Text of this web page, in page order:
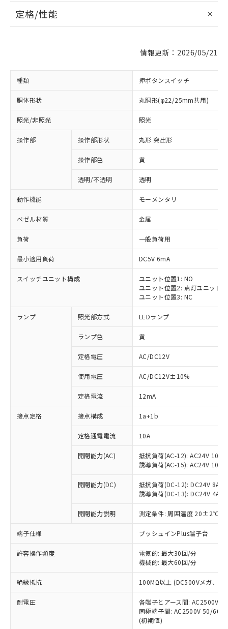
定格/性能
情報更新：2026/05/21
種類 押ボタンスイッチ
胴体形状 丸胴形(φ22/25mm共用)
照光/非照光 照光
操作部 操作部形状 丸形 突出形
操作部色 黄
透明/不透明 透明
動作機能 モーメンタリ
ベゼル材質 金属
負荷 一般負荷用
最小適用負荷 DC5V 6mA
スイッチユニット構成
ユニット位置1: NO
ユニット位置2: 点灯ユニット
ユニット位置3: NC
ランプ 照光部方式 LEDランプ
ランプ色 黄
定格電圧 AC/DC12V
使用電圧 AC/DC12V±10%
定格電流 12mA
接点定格 接点構成 1a+1b
定格通電電流 10A
開閉能力(AC)
抵抗負荷(AC-12): AC24V 10A/
誘導負荷(AC-15): AC24V
開閉能力(DC)
抵抗負荷(DC-12): DC24V 8A/
誘導負荷(DC-13): DC24V 4A/
開閉能力説明 測定条件: 周囲温度 20±2℃、
端子仕様 プッシュインPlus端子台
許容操作頻度
電気的: 最大30回/分
機械的: 最大60回/分
絶縁抵抗 100MΩ以上 (DC500Vメガ、点
耐電圧
各端子とアース間: AC2500V
同極端子間: AC2500V 50/
(初期値)
ご利用条件
ご利用ください。
本サービスは、当社制御機器事業取扱
商品の当社在庫状況および標準価格
(税抜)を提供させていただくもので
当社制御機器事業取扱商品の中には、
本サービスの対象外となる商品もある
ことをご了承ください。
在庫状況および標準価格照会結果は、
対応済み：EU RoHS指令（10物質）の
非含有に対応した製品が提供可能な商品で
対応予定：EU RoHS指令（10物質）の非含
有に対応した製品に切り替える予定のある
対応予定なし：EU RoHS指令（10物質）の
非含有に非対応の商品で、対応品を出す予
定はありません。
調査・確認中：EU RoHS指令（10物質）の
非含有の対応状況を調査中または確認中の
害物質有無と関係のない商品です。
仕入先様の事情により、非含有部品として
いたものが、含有品と判明した場合などや
むを得ず変更することがあります。
※1 中国RoHS○×表
「○」：最大均質材料含有率が中国RoHSの
基準値以下であることを示します。
「×」：最大均質材料含有率が中国RoHSの
基準値を超えていることを示します。
「－」：未確認です。当社販売部門へお問
当社は、これら貴社製品のうち、外国
為替および外国貿易法に定める商品